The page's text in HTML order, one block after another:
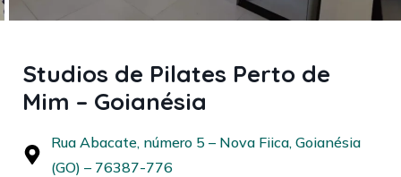
Studios de Pilates Perto de
Mim – Goianésia
Rua Abacate, número 5 – Nova Fiica, Goianésia
(GO) – 76387-776